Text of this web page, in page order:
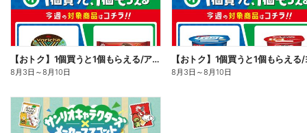
【おトク】1個買うと1個もらえる/アイス
8月3日 ～8月10日 8月3日 ～8月10日